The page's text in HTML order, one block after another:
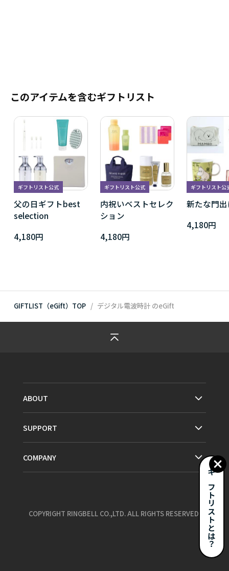
このアイテムを含むギフトリスト
ギフトリスト公式
父の日ギフトbest
selection
4,180円
ギフトリスト公式
内祝いベストセレク
ション
4,180円
ギフトリスト公
新たな門
4,180円
GIFTLIST（eGift）TOP デジタル電波時計 のeGift
ギフトリストとは？
ABOUT
SUPPORT
COMPANY
COPYRIGHT RINGBELL CO.,LTD. ALL RIGHTS RESERVED.